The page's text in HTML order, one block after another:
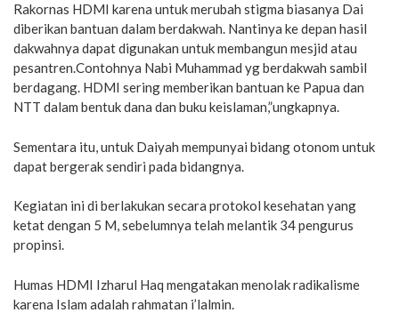
Rakornas HDMI karena untuk merubah stigma biasanya Dai
diberikan bantuan dalam berdakwah. Nantinya ke depan hasil
dakwahnya dapat digunakan untuk membangun mesjid atau
pesantren.Contohnya Nabi Muhammad yg berdakwah sambil
berdagang. HDMI sering memberikan bantuan ke Papua dan
NTT dalam bentuk dana dan buku keislaman,”ungkapnya.
Sementara itu, untuk Daiyah mempunyai bidang otonom untuk
dapat bergerak sendiri pada bidangnya.
Kegiatan ini di berlakukan secara protokol kesehatan yang
ketat dengan 5 M, sebelumnya telah melantik 34 pengurus
propinsi.
Humas HDMI Izharul Haq mengatakan menolak radikalisme
karena Islam adalah rahmatan i’lalmin.